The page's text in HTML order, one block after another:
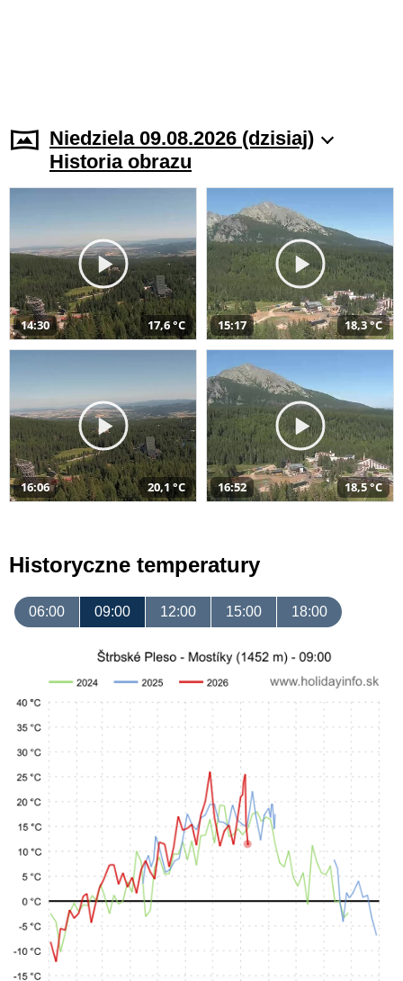
Niedziela 09.08.2026 (dzisiaj)
Historia obrazu
14:30 17,6 °C 15:17 18,3 °C
16:06 20,1 °C 16:52 18,5 °C
Historyczne temperatury
06:00 09:00 12:00 15:00 18:00